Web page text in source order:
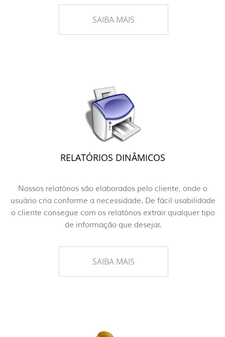
SAIBA MAIS
RELATÓRIOS DINÂMICOS
Nossos relatórios são elaborados pelo cliente, onde o
usuário cria conforme a necessidade. De fácil usabilidade
o cliente consegue com os relatórios extrair qualquer tipo
de informação que desejar.
SAIBA MAIS